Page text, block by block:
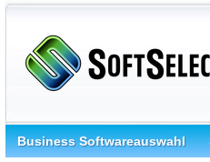
Business Softwareauswahl